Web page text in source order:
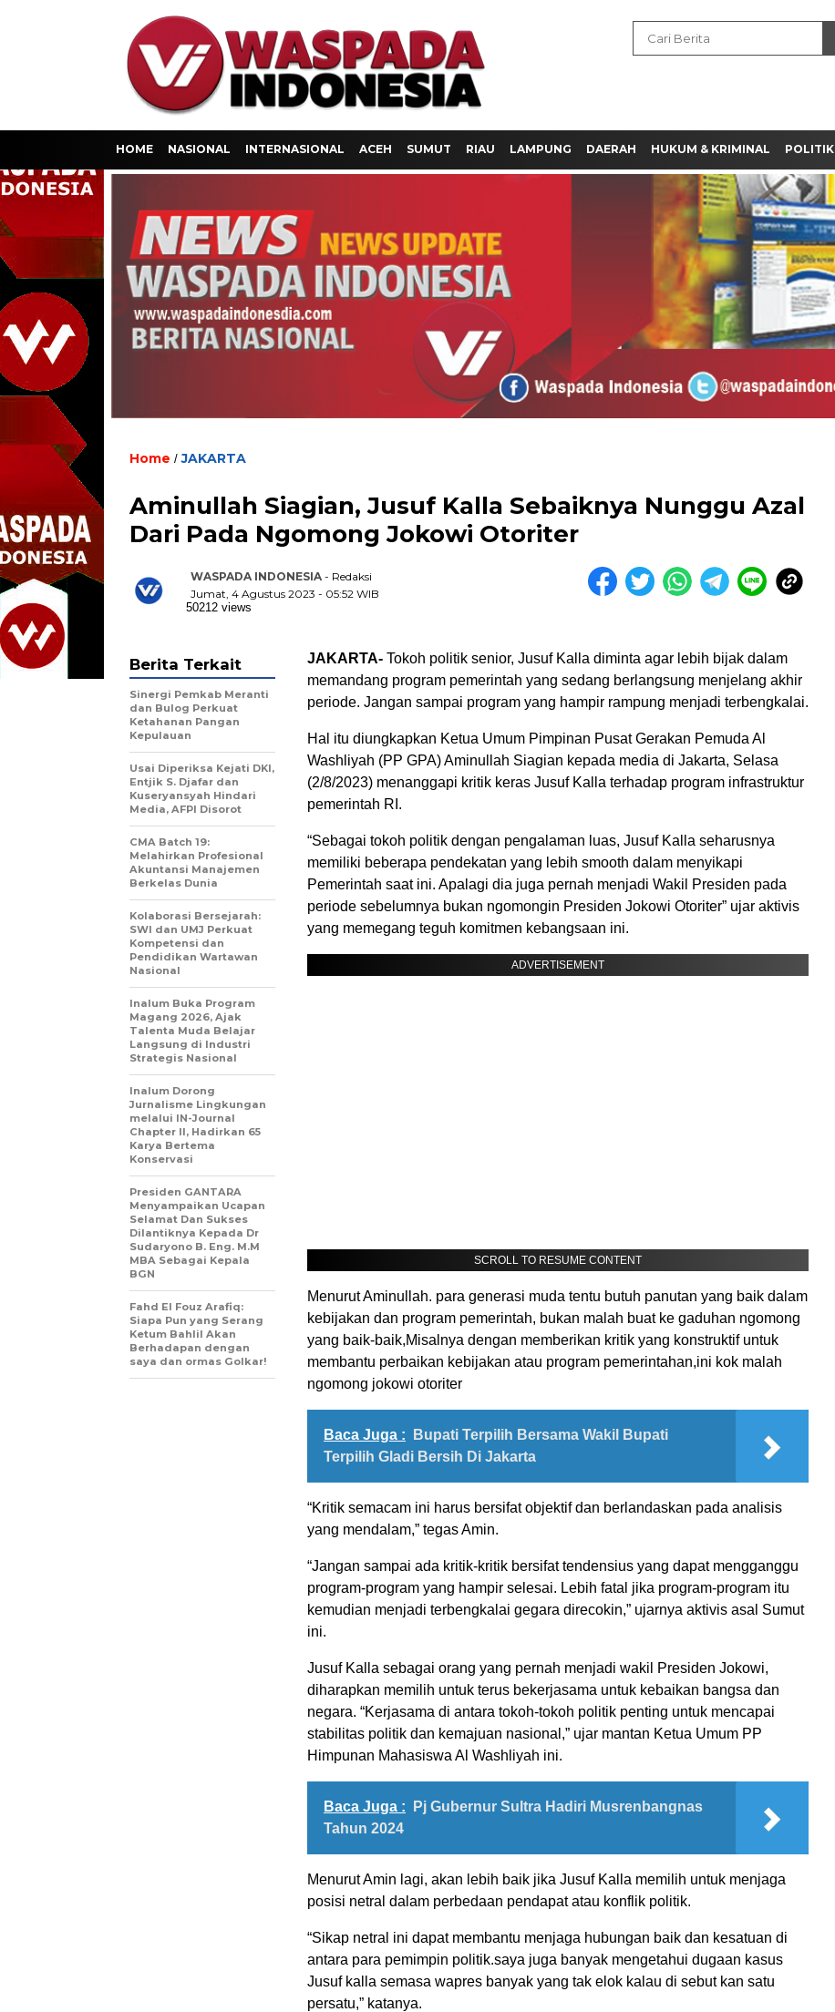
HOME NASIONAL INTERNASIONAL ACEH SUMUT RIAU LAMPUNG DAERAH HUKUM & KRIMINAL POLITIK
Home /JAKARTA
Aminullah Siagian, Jusuf Kalla Sebaiknya Nunggu Azal
Dari Pada Ngomong Jokowi Otoriter
WASPADA INDONESIA - Redaksi
Jumat, 4 Agustus 2023 - 05:52 WIB
50212 views
JAKARTA- Tokoh politik senior, Jusuf Kalla diminta agar lebih bijak dalam
memandang program pemerintah yang sedang berlangsung menjelang akhir
periode. Jangan sampai program yang hampir rampung menjadi terbengkalai.
Hal itu diungkapkan Ketua Umum Pimpinan Pusat Gerakan Pemuda Al
Washliyah (PP GPA) Aminullah Siagian kepada media di Jakarta, Selasa
(2/8/2023) menanggapi kritik keras Jusuf Kalla terhadap program infrastruktur
pemerintah RI.
“Sebagai tokoh politik dengan pengalaman luas, Jusuf Kalla seharusnya
memiliki beberapa pendekatan yang lebih smooth dalam menyikapi
Pemerintah saat ini. Apalagi dia juga pernah menjadi Wakil Presiden pada
periode sebelumnya bukan ngomongin Presiden Jokowi Otoriter” ujar aktivis
yang memegang teguh komitmen kebangsaan ini.
ADVERTISEMENT
SCROLL TO RESUME CONTENT
Menurut Aminullah. para generasi muda tentu butuh panutan yang baik dalam
kebijakan dan program pemerintah, bukan malah buat ke gaduhan ngomong
yang baik-baik,Misalnya dengan memberikan kritik yang konstruktif untuk
membantu perbaikan kebijakan atau program pemerintahan,ini kok malah
ngomong jokowi otoriter
Baca Juga :
Bupati Terpilih Bersama Wakil Bupati
Terpilih Gladi Bersih Di Jakarta
“Kritik semacam ini harus bersifat objektif dan berlandaskan pada analisis
yang mendalam,” tegas Amin.
“Jangan sampai ada kritik-kritik bersifat tendensius yang dapat mengganggu
program-program yang hampir selesai. Lebih fatal jika program-program itu
kemudian menjadi terbengkalai gegara direcokin,” ujarnya aktivis asal Sumut
ini.
Jusuf Kalla sebagai orang yang pernah menjadi wakil Presiden Jokowi,
diharapkan memilih untuk terus bekerjasama untuk kebaikan bangsa dan
negara. “Kerjasama di antara tokoh-tokoh politik penting untuk mencapai
stabilitas politik dan kemajuan nasional,” ujar mantan Ketua Umum PP
Himpunan Mahasiswa Al Washliyah ini.
Baca Juga :
Pj Gubernur Sultra Hadiri Musrenbangnas
Tahun 2024
Menurut Amin lagi, akan lebih baik jika Jusuf Kalla memilih untuk menjaga
posisi netral dalam perbedaan pendapat atau konflik politik.
“Sikap netral ini dapat membantu menjaga hubungan baik dan kesatuan di
antara para pemimpin politik.saya juga banyak mengetahui dugaan kasus
Jusuf kalla semasa wapres banyak yang tak elok kalau di sebut kan satu
persatu,” katanya.
Berita Terkait
Sinergi Pemkab Meranti
dan Bulog Perkuat
Ketahanan Pangan
Kepulauan
Usai Diperiksa Kejati DKI,
Entjik S. Djafar dan
Kuseryansyah Hindari
Media, AFPI Disorot
CMA Batch 19:
Melahirkan Profesional
Akuntansi Manajemen
Berkelas Dunia
Kolaborasi Bersejarah:
SWI dan UMJ Perkuat
Kompetensi dan
Pendidikan Wartawan
Nasional
Inalum Buka Program
Magang 2026, Ajak
Talenta Muda Belajar
Langsung di Industri
Strategis Nasional
Inalum Dorong
Jurnalisme Lingkungan
melalui IN-Journal
Chapter II, Hadirkan 65
Karya Bertema
Konservasi
Presiden GANTARA
Menyampaikan Ucapan
Selamat Dan Sukses
Dilantiknya Kepada Dr
Sudaryono B. Eng. M.M
MBA Sebagai Kepala
BGN
Fahd El Fouz Arafiq:
Siapa Pun yang Serang
Ketum Bahlil Akan
Berhadapan dengan
saya dan ormas Golkar!